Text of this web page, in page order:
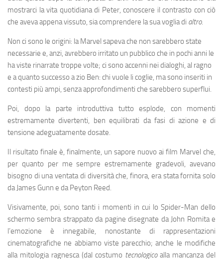
mostrarci la vita quotidiana di Peter, conoscere il contrasto con ciò
che aveva appena vissuto, sia comprendere la sua voglia di altro.
Non ci sono le origini: la Marvel sapeva che non sarebbero state
necessarie e, anzi, avrebbero irritato un pubblico che in pochi anni le
ha viste rinarrate troppe volte; ci sono accenni nei dialoghi, al ragno
e a quanto successo a zio Ben: chi vuole li coglie, ma sono inseriti in
contesti più ampi, senza approfondimenti che sarebbero superflui.
Poi, dopo la parte introduttiva tutto esplode, con momenti
estremamente divertenti, ben equilibrati da fasi di azione e di
tensione adeguatamente dosate.
Il risultato finale è, finalmente, un sapore nuovo ai film Marvel che,
per quanto per me sempre estremamente gradevoli, avevano
bisogno di una ventata di diversità che, finora, era stata fornita solo
da James Gunn e da Peyton Reed.
Visivamente, poi, sono tanti i momenti in cui lo Spider-Man dello
schermo sembra strappato da pagine disegnate da John Romita e
l’emozione è innegabile, nonostante di rappresentazioni
cinematografiche ne abbiamo viste parecchio; anche le modifiche
alla mitologia ragnesca (dal costumo tecnologicoalla mancanza del